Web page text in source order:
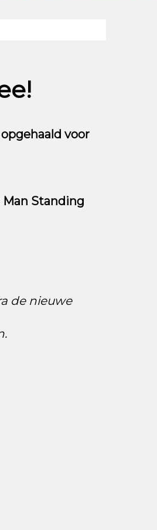
voor
Standing
de nieuwe